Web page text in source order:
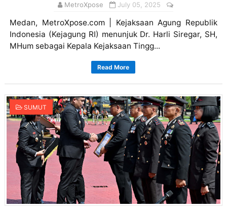
MetroXpose July 05, 2025
Medan, MetroXpose.com | Kejaksaan Agung Republik
Indonesia (Kejagung RI) menunjuk Dr. Harli Siregar, SH,
MHum sebagai Kepala Kejaksaan Tingg...
Read More
SUMUT